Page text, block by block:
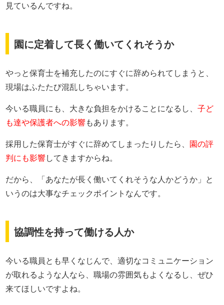
見ているんですね。
園に定着して長く働いてくれそうか
やっと保育士を補充したのにすぐに辞められてしまうと、
現場はふたたび混乱しちゃいます。
今いる職員にも、大きな負担をかけることになるし、子ど
も達や保護者への影響もあります。
採用した保育士がすぐに辞めてしまったりしたら、
園の評
判にも影響してきますからね。
だから、「あなたが長く働いてくれそうな人かどうか」と
いうのは大事なチェックポイントなんです。
協調性を持って働ける人か
今いる職員とも早くなじんで、適切なコミュニケーション
が取れるような人なら、職場の雰囲気もよくなるし、ぜひ
来てほしいですよね。